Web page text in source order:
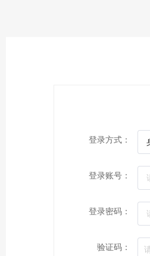
登录方式：
登录账号：
登录密码：
验证码：